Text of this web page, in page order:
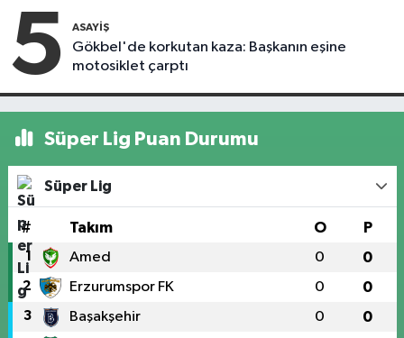
5 ASAYIŞ
Gökbel'de korkutan kaza: Başkanın eşine
motosiklet çarptı
Süper Lig Puan Durumu
Süper Lig
# Takım O P
1 Amed 0 0
2 Erzurumspor FK 0 0
3 Başakşehir 0 0